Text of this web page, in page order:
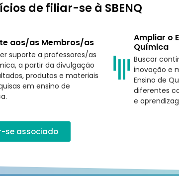
de filiar-se à SBENQ
aos/as Membros/as
suporte a professores/as
a partir da divulgação
produtos e materiais
em ensino de
Ampliar o
Química
Buscar
inovação e
Ensino de
diferentes
e
se associado